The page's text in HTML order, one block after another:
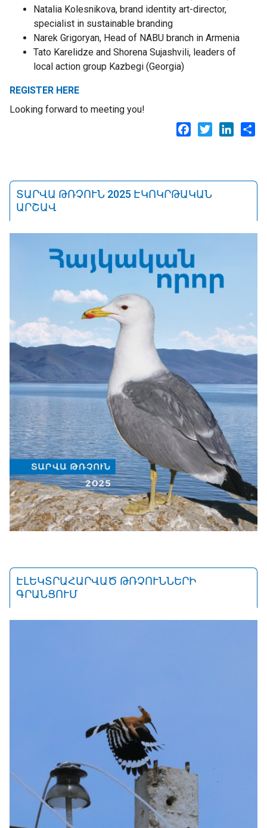
Natalia Kolesnikova, brand identity art-director,
specialist in sustainable branding
Narek Grigoryan, Head of NABU branch in Armenia
Tato Karelidze and Shorena Sujashvili, leaders of
local action group Kazbegi (Georgia)
REGISTER HERE
Looking forward to meeting you!
Facebook
Twitter
ՏԱՐՎԱ ԹՌՉՈՒՆ 2025 ԷԿՈԿՐԹԱԿԱՆ
ԱՐՇԱՎ
ԷԼԵԿՏՐԱՀԱՐՎԱԾ ԹՌՉՈՒՆՆԵՐԻ
ԳՐԱՆՑՈՒՄ